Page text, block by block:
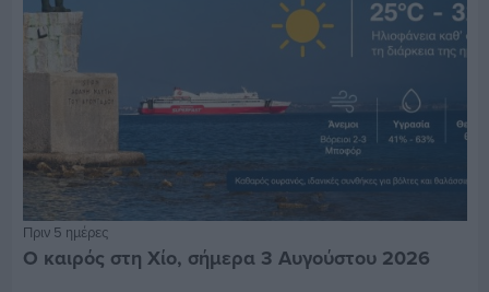
Πριν 5 ημέρες
Ο καιρός στη Χίο, σήμερα 3 Αυγούστου 2026